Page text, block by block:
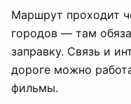
Маршрут проходит
городов — там
заправку. Связь и
дороге можно
фильмы.